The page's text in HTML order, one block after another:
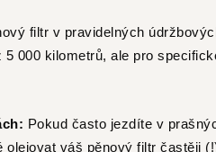
filtr v pravidelných
000 kilometrů, ale pro
Pokud často jezdíte v
olejovat váš pěnový filtr častěji